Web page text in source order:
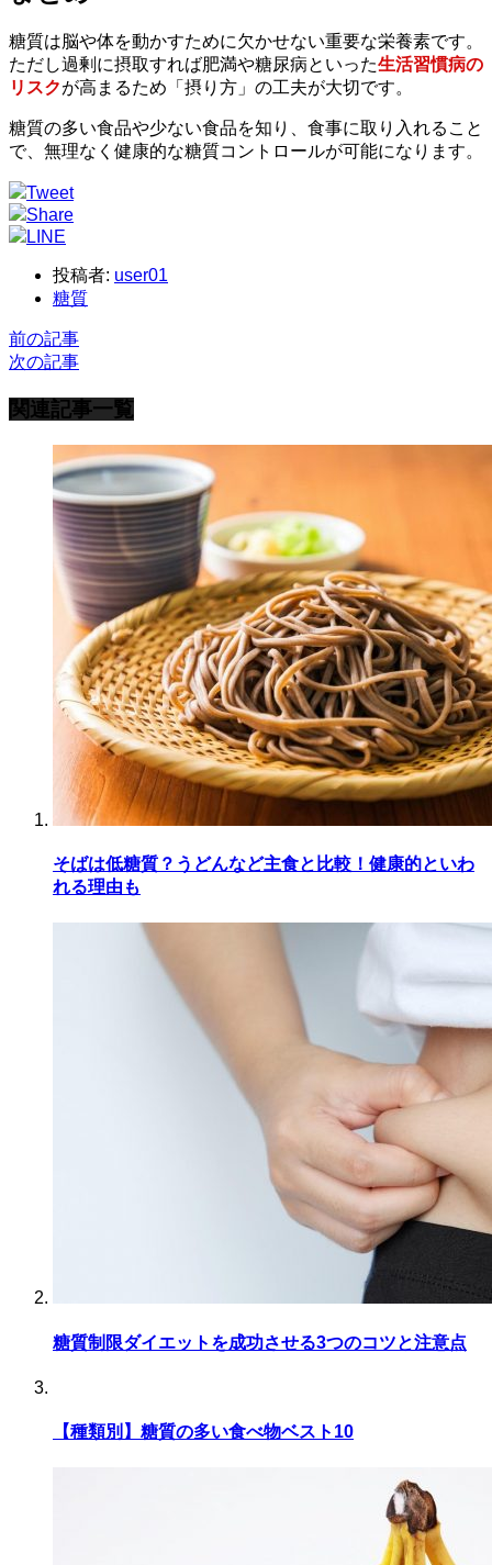
糖質は脳や体を動かすために欠かせない重要な栄養素です。
ただし過剰に摂取すれば肥満や糖尿病といった生活習慣病の
リスクが高まるため「摂り方」の工夫が大切です。
糖質の多い食品や少ない食品を知り、食事に取り入れること
で、無理なく健康的な糖質コントロールが可能になります。
Tweet
Share
LINE
投稿者: user01
糖質
前の記事
次の記事
関連記事一覧
そばは低糖質？うどんなど主食と比較！健康的といわ
れる理由も
糖質制限ダイエットを成功させる3つのコツと注意点
【種類別】糖質の多い食べ物ベスト10